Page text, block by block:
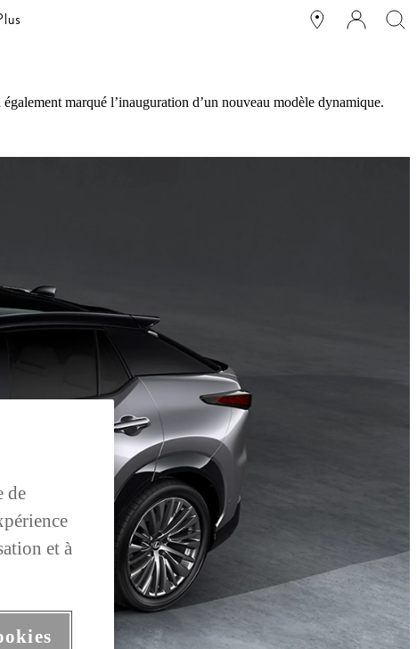
marqué l’inauguration d’un nouveau modèle dynamique.
de
et à